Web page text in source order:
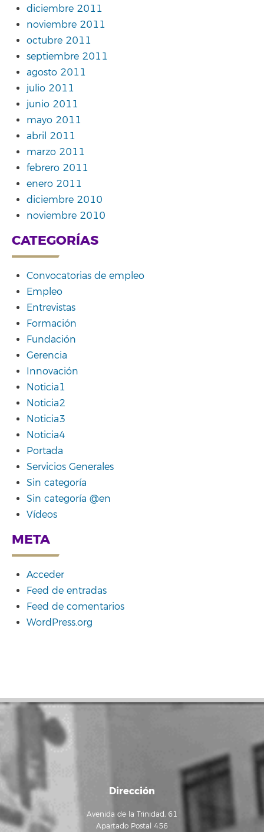
diciembre 2011
noviembre 2011
octubre 2011
septiembre 2011
agosto 2011
julio 2011
junio 2011
mayo 2011
abril 2011
marzo 2011
febrero 2011
enero 2011
diciembre 2010
noviembre 2010
CATEGORÍAS
Convocatorias de empleo
Empleo
Entrevistas
Formación
Fundación
Gerencia
Innovación
Noticia1
Noticia2
Noticia3
Noticia4
Portada
Servicios Generales
Sin categoría
Sin categoría @en
Vídeos
META
Acceder
Feed de entradas
Feed de comentarios
WordPress.org
Dirección
Avenida de la Trinidad, 61
Apartado Postal 456